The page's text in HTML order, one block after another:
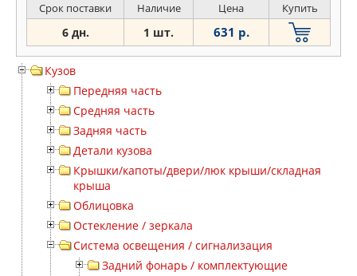
Срок поставки Наличие Цена Купить
6 дн. 1 шт. 631 р.
Кузов
Передняя часть
Средняя часть
Задняя часть
Детали кузова
Крышки/капоты/двери/люк крыши/складная
крыша
Облицовка
Остекление / зеркала
Система освещения / сигнализация
Задний фонарь / комплектующие